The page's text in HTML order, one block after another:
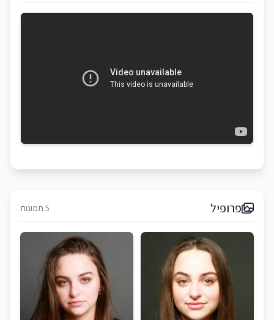
פרופיל 5 תמונות